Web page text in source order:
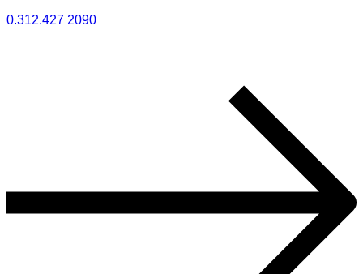
0.312.427 2090